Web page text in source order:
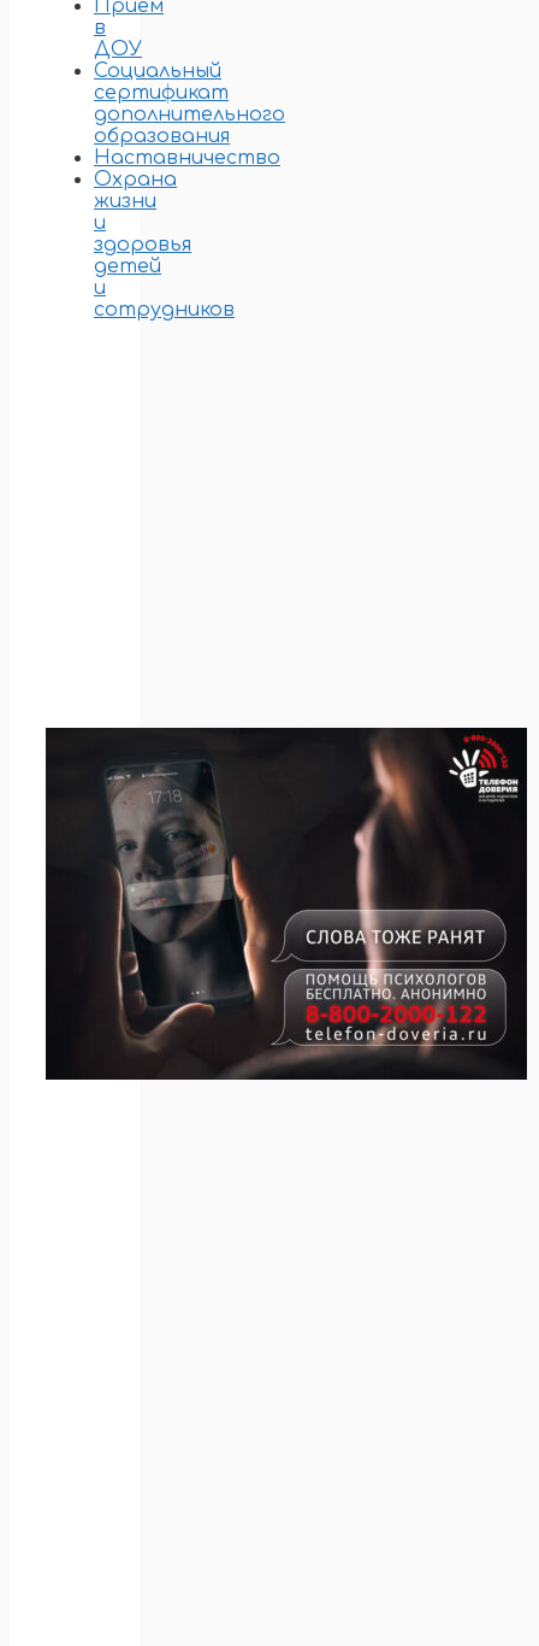
Прием
в
ДОУ
Социальный
сертификат
дополнительного
образования
Наставничество
Охрана
жизни
и
здоровья
детей
и
сотрудников